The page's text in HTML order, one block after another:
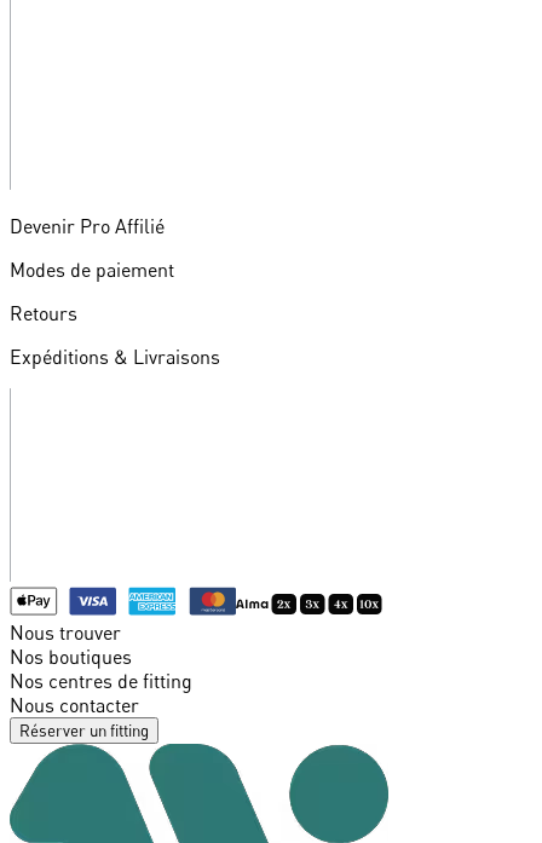
Devenir Pro Affilié
Modes de paiement
Retours
Expéditions & Livraisons
Nous trouver
Nos boutiques
Nos centres de fitting
Nous contacter
Réserver un fitting